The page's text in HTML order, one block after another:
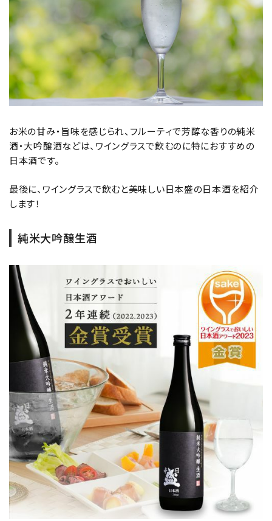
close
キーワードから探す
search
酒質
濃淡度
アルコール度数
価格から探す
円
検索
お米の甘み・旨味を感じられ、フルーティで芳醇な香りの純米
酒・大吟醸酒などは、ワイングラスで飲むのに特におすすめの
日本酒です。
最後に、ワイングラスで飲むと美味しい日本盛の日本酒を紹介
します！
純米大吟醸生酒